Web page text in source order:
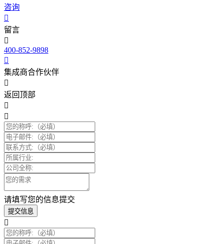
咨询
留言
400-852-9898
集成商合作伙伴
返回顶部
请填写您的信息提交
提交信息